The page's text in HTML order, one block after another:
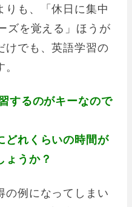
りも、「休日に集中
ズを覚える」ほうが
けでも、英語学習の
するのがキーなので
どれくらいの時間が
ょうか？
の例になってしまい